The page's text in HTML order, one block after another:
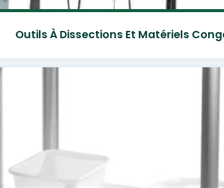
Outils À Dissections Et Matériels